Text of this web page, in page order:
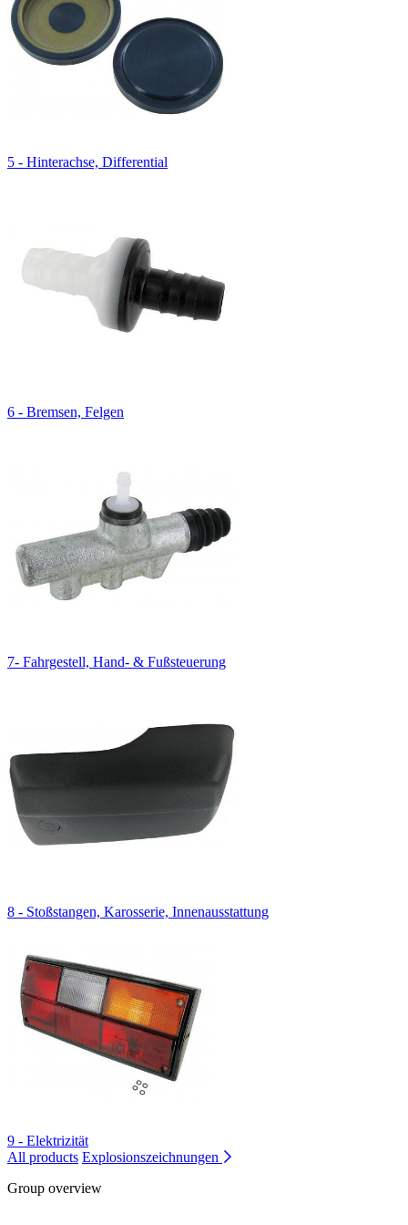
5 - Hinterachse, Differential
6 - Bremsen, Felgen
7- Fahrgestell, Hand- & Fußsteuerung
8 - Stoßstangen, Karosserie, Innenausstattung
9 - Elektrizität
All products Explosionszeichnungen
Group overview